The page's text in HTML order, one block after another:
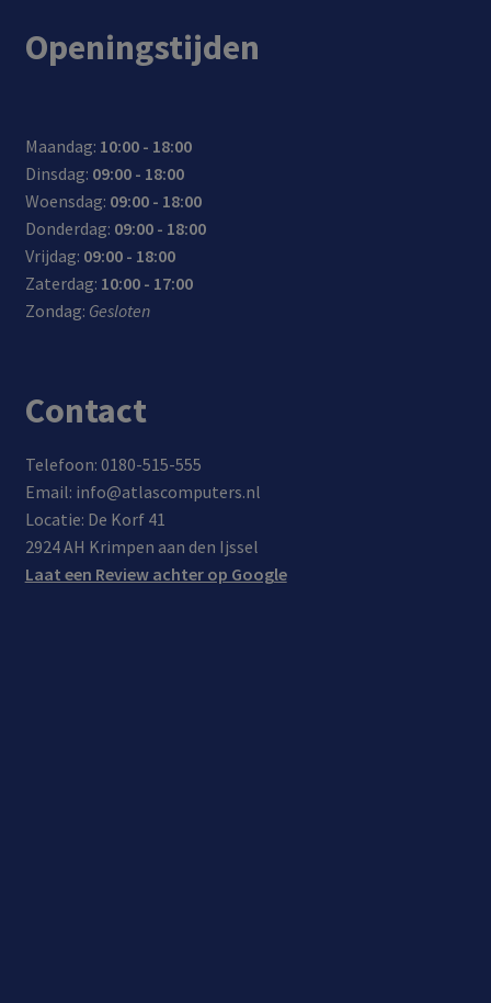
Openingstijden
Maandag: 10:00 - 18:00
Dinsdag: 09:00 - 18:00
Woensdag: 09:00 - 18:00
Donderdag: 09:00 - 18:00
Vrijdag: 09:00 - 18:00
Zaterdag: 10:00 - 17:00
Zondag: Gesloten
Contact
Telefoon: 0180-515-555
Email: info@atlascomputers.nl
Locatie: De Korf 41
2924 AH Krimpen aan den Ijssel
Laat een Review achter op Google